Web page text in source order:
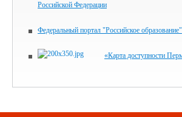
Российской Федерации
Федеральный портал "Российское образование"
«Карта доступности